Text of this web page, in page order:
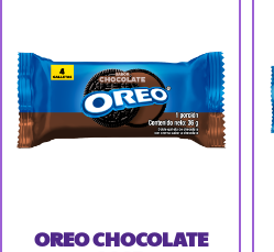
OREO CHOCOLATE